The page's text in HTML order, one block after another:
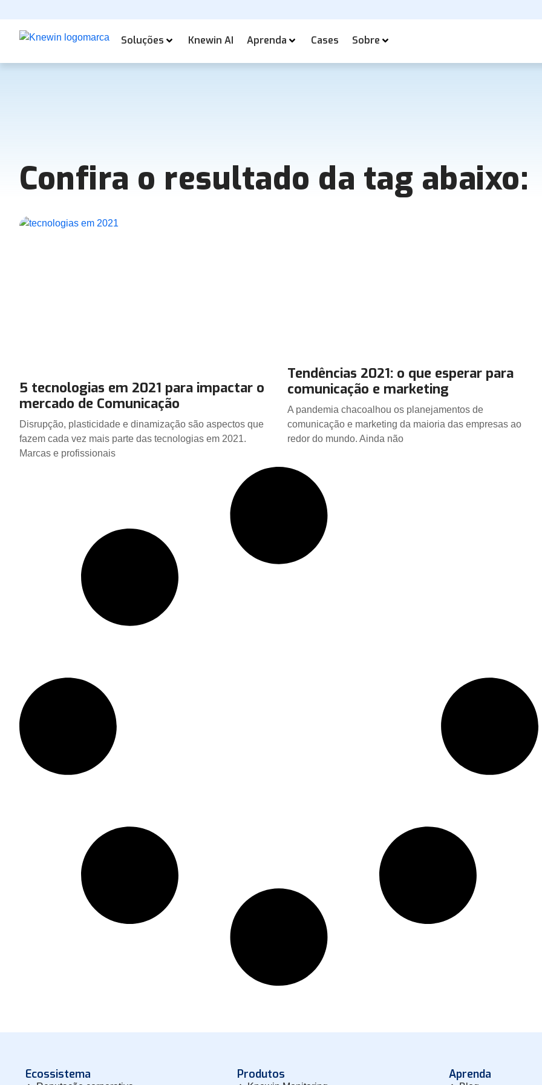
Soluções Knewin AI Aprenda Cases Sobre
Confira o resultado da tag abaixo:
5 tecnologias em 2021 para impactar o
mercado de Comunicação
Disrupção, plasticidade e dinamização são aspectos que
fazem cada vez mais parte das tecnologias em 2021.
Marcas e profissionais
Tendências 2021: o que esperar para
comunicação e marketing
A pandemia chacoalhou os planejamentos de
comunicação e marketing da maioria das empresas ao
redor do mundo. Ainda não
Ecossistema Produtos Aprenda